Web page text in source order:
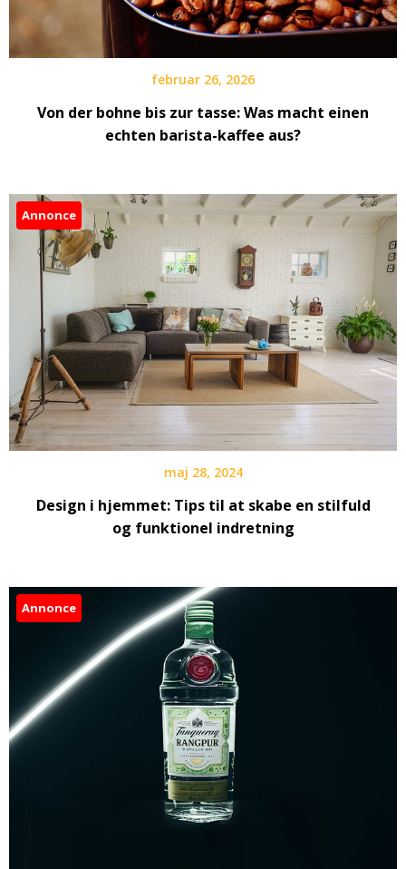
februar 26, 2026
Von der bohne bis zur tasse: Was macht einen
echten barista-kaffee aus?
Annonce
maj 28, 2024
Design i hjemmet: Tips til at skabe en stilfuld
og funktionel indretning
Annonce